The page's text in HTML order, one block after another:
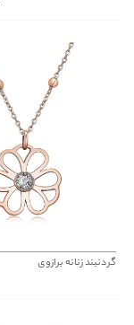
گردنبند زنانه برازوی